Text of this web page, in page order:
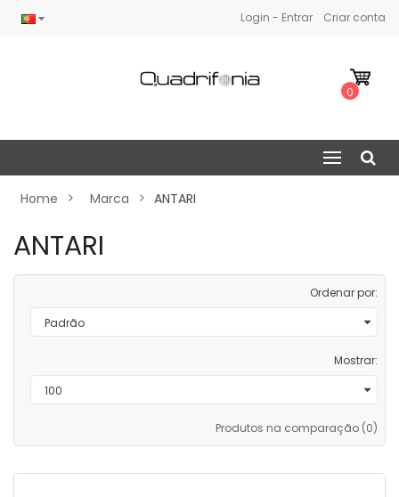
Login - Entrar Criar conta
0
Home Marca ANTARI
ANTARI
Ordenar por:
Mostrar:
Produtos na comparação (0)